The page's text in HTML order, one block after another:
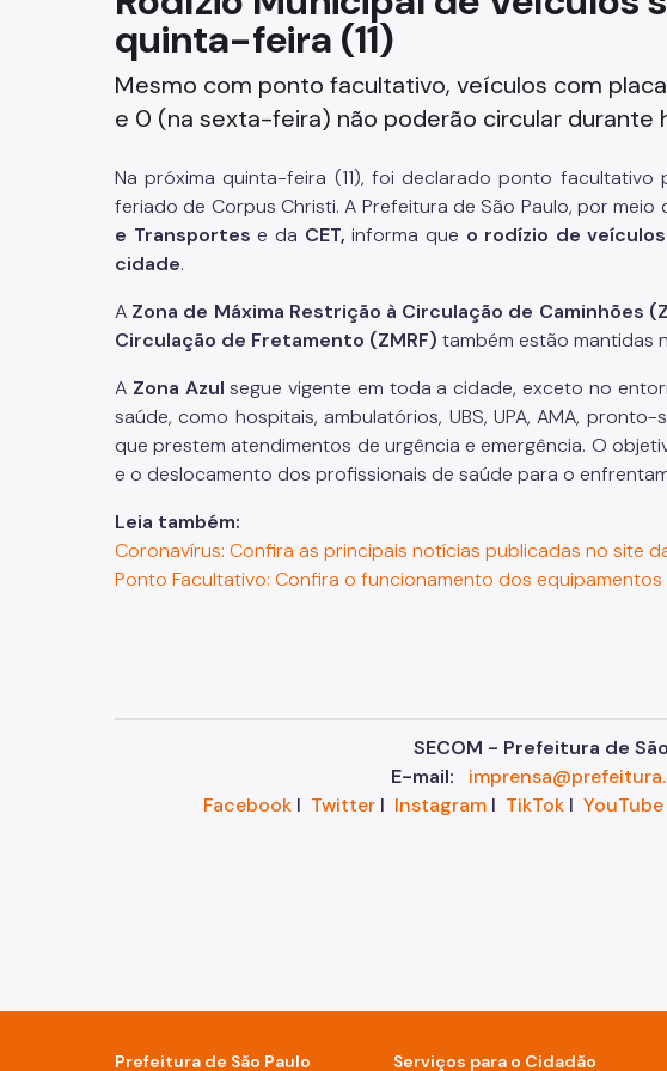
Fazenda
Funerários e Cemiteriais
Rua e Bairro
Segurança
Trabalho
quinta-feira (11)
Mesmo com ponto facultativo, veículos com
e 0 (na sexta-feira) não poderão circular durante
Na próxima quinta-feira (11), foi declarado ponto
feriado de Corpus Christi. A Prefeitura de São Paulo, por meio
e Transportes e da CET, informa que o rodízio de
cidade.
A Zona de Máxima Restrição à Circulação de Caminhões
Circulação de Fretamento (ZMRF) também estão mantidas
A Zona Azul segue vigente em toda a cidade, exceto no
saúde, como hospitais, ambulatórios, UBS, UPA, AMA,
que prestem atendimentos de urgência e emergência. O
e o deslocamento dos profissionais de saúde para o
Leia também:
Coronavírus: Confira as principais notícias publicadas no site
Ponto Facultativo: Confira o funcionamento dos equipamentos
SECOM - Prefeitura de
E-mail:
FacebookI TwitterI InstagramI TikTokI YouTube
Prefeitura de São Paulo Serviços para o Cidadão